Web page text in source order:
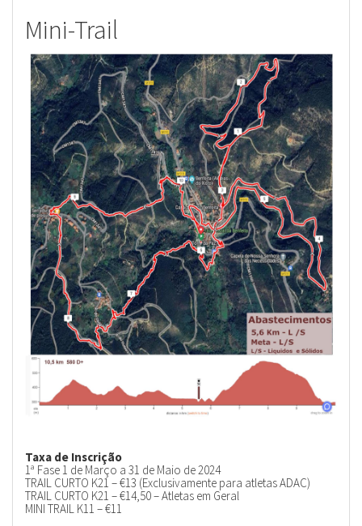
Mini-Trail
Taxa de Inscrição
1ª Fase 1 de Março a 31 de Maio de 2024
TRAIL CURTO K21 – €13 (Exclusivamente para atletas ADAC)
TRAIL CURTO K21 – €14,50 – Atletas em Geral
MINI TRAIL K11 – €11